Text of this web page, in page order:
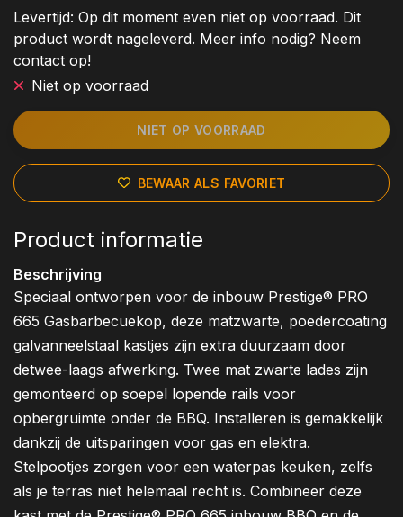
Levertijd: Op dit moment even niet op voorraad. Dit
product wordt nageleverd. Meer info nodig? Neem
contact op!
Niet op voorraad
NIET OP VOORRAAD
BEWAAR ALS FAVORIET
Product informatie
Beschrijving
Speciaal ontworpen voor de inbouw Prestige® PRO
665 Gasbarbecuekop, deze matzwarte, poedercoating
galvanneelstaal kastjes zijn extra duurzaam door
detwee-laags afwerking. Twee mat zwarte lades zijn
gemonteerd op soepel lopende rails voor
opbergruimte onder de BBQ. Installeren is gemakkelijk
dankzij de uitsparingen voor gas en elektra.
Stelpootjes zorgen voor een waterpas keuken, zelfs
als je terras niet helemaal recht is. Combineer deze